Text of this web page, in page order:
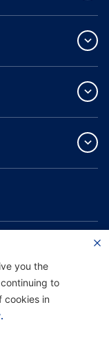
HMO SNP con contratos
you the
to
cookies in